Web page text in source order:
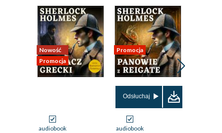
Nowość
Promocja
audiobook
Promocja
Odsłuchaj
audiobook